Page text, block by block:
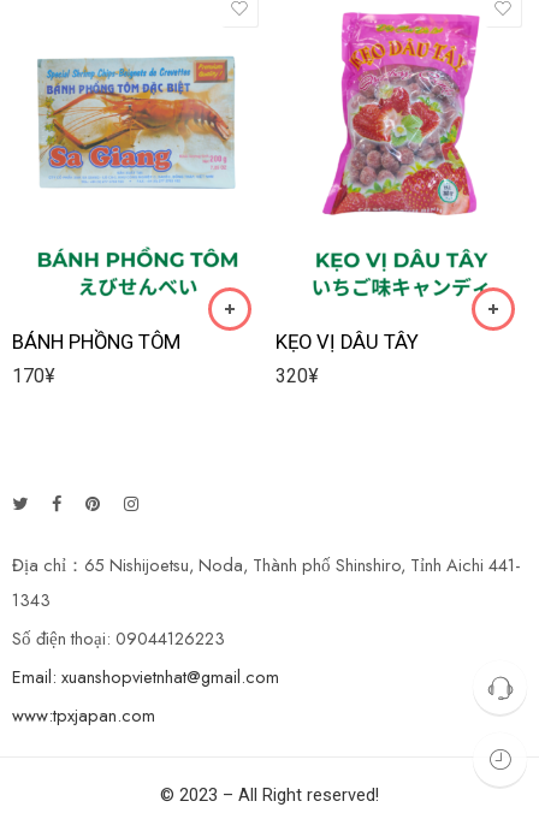
BÁNH PHỒNG TÔM
170¥
KẸO VỊ DÂU TÂY
320¥
Địa chỉ：65 Nishijoetsu, Noda, Thành phố Shinshiro, Tỉnh Aichi 441-
1343
Số điện thoại: 09044126223
Email: xuanshopvietnhat@gmail.com
www:tpxjapan.com
© 2023 – All Right reserved!